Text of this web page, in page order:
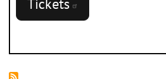
Tickets